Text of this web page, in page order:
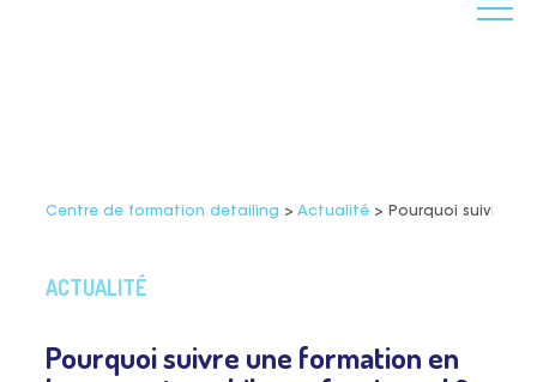
Centre de formation detailing > Actualité> Pourquoi suivre
ACTUALITÉ
Pourquoi suivre une formation en